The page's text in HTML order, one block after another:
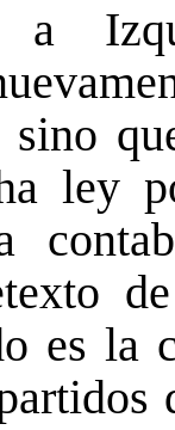
a
sino
ley
es la